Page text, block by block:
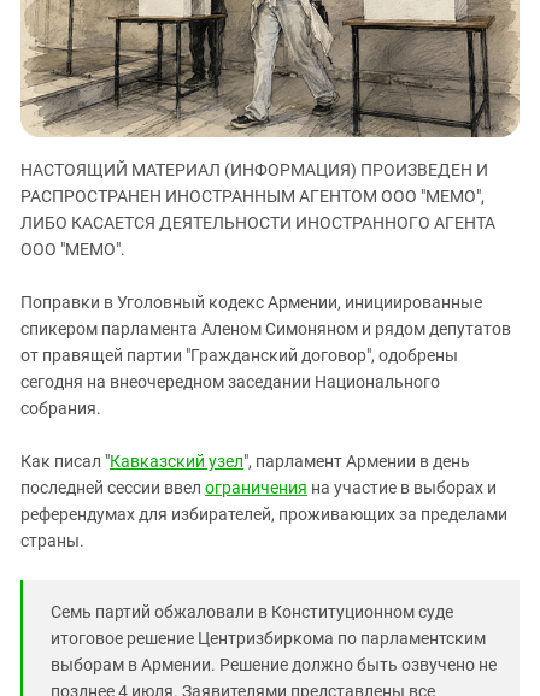
ЗАСТАВЛЯЕТ
КАВКАЗ ЗА ПАЛЕСТИНУ
ИНАКОМЫСЛИЕ В ЧЕЧНЕ
ПРЕСЛЕДОВАНИЕ АКТИВИСТОВ
МОБИЛИЗАЦИЯ И ПРОТЕСТЫ
Дагестан
Ингушетия
Кабардино-Балкария
Калмыкия
Карачаево-Черкесия
Краснодарский край
Нагорный Карабах
Северная Осетия - Алания
СКФО
Чечня
Южная Осетия
Южный Кавказ
НАСТОЯЩИЙ МАТЕРИАЛ (ИНФОРМАЦИЯ) ПРОИЗВЕДЕН И
РАСПРОСТРАНЕН ИНОСТРАННЫМ АГЕНТОМ ООО "МЕМО",
ЛИБО КАСАЕТСЯ ДЕЯТЕЛЬНОСТИ ИНОСТРАННОГО АГЕНТА
ООО "МЕМО".
Поправки в Уголовный кодекс Армении, инициированные
спикером парламента Аленом Симоняном и рядом депутатов
от правящей партии "Гражданский договор", одобрены
сегодня на внеочередном заседании Национального
собрания.
Как писал "Кавказский узел", парламент Армении в день
последней сессии ввел ограничения на участие в выборах и
референдумах для избирателей, проживающих за пределами
страны.
Семь партий обжаловали в Конституционном суде
итоговое решение Центризбиркома по парламентским
выборам в Армении. Решение должно быть озвучено не
позднее 4 июля. Заявителями представлены все